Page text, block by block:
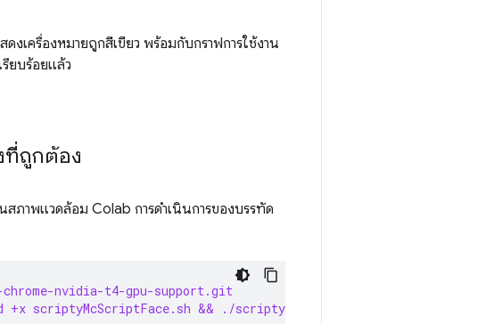
เครื่องหมายถูกสีเขียว พร้อมกับกราฟการใช้งาน
รียบร้อยแล้ว
ที่ถูกต้อง
ภาพแวดล้อม Colab การดำเนินการของบรรทัด
nvidia-t4-gpu-support.git
+x scriptyMcScriptFace.sh && ./scriptyMcScriptFace.sh